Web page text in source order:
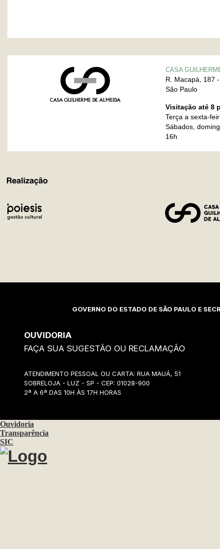
CASA
R. Macapá, 187
São Paulo
Visitação até 8
Terça a sexta-
Sábados,
16h
REALIZAÇÃO
GOVERNO DO ESTADO DE SÃO PAULO E
OUVIDORIA
FAÇA SUA SUGESTÃO OU RECLAMAÇÃO
ATENDIMENTO PESSOAL OU CARTA: RUA MAUÁ, 51
SOBRELOJA - LUZ - SP - CEP: 01028-900
2ª A 6ª DAS 10H ÀS 17H HORAS
Ouvidoria
Transparência
SIC